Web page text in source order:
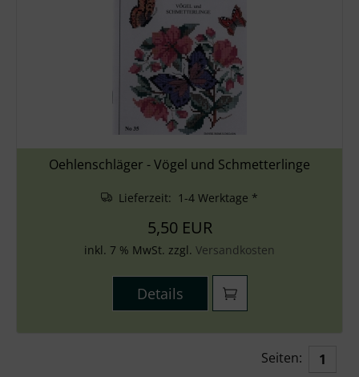
Oehlenschläger - Vögel und Schmetterlinge
Lieferzeit: 1-4 Werktage *
5,50 EUR
inkl. 7 % MwSt. zzgl. Versandkosten
Details
Seiten: 1